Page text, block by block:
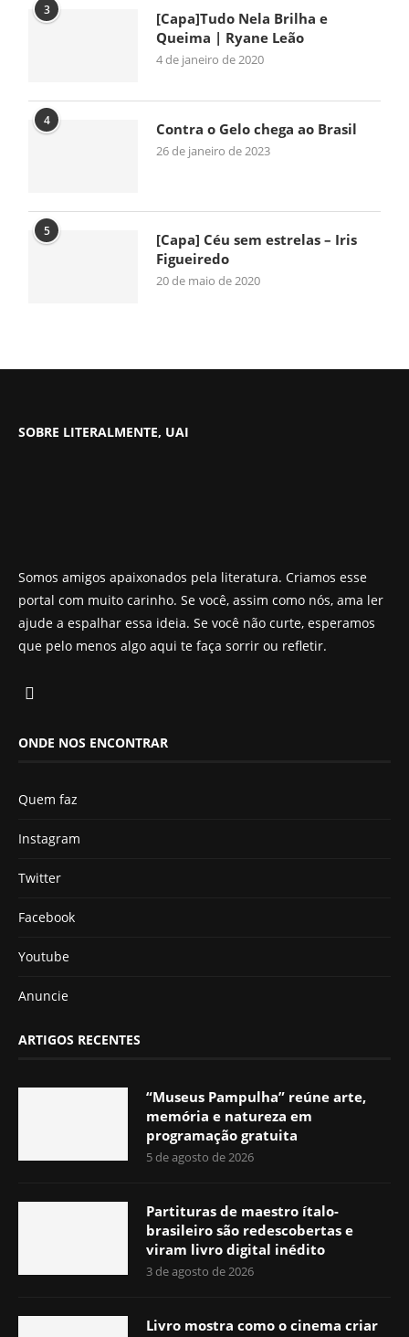
3
[Capa]Tudo Nela Brilha e
Queima | Ryane Leão
4 de janeiro de 2020
4 Contra o Gelo chega ao Brasil
26 de janeiro de 2023
5
[Capa] Céu sem estrelas – Iris
Figueiredo
20 de maio de 2020
SOBRE LITERALMENTE, UAI
Somos amigos apaixonados pela literatura. Criamos esse
portal com muito carinho. Se você, assim como nós, ama ler
ajude a espalhar essa ideia. Se você não curte, esperamos
que pelo menos algo aqui te faça sorrir ou refletir.
ONDE NOS ENCONTRAR
Quem faz
Instagram
Twitter
Facebook
Youtube
Anuncie
ARTIGOS RECENTES
“Museus Pampulha” reúne arte,
memória e natureza em
programação gratuita
5 de agosto de 2026
Partituras de maestro ítalo-
brasileiro são redescobertas e
viram livro digital inédito
3 de agosto de 2026
Livro mostra como o cinema criar